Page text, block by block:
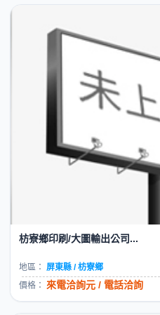
枋寮鄉印刷/大圖輸出公司...
地區： 屏東縣 / 枋寮鄉
價格： 來電洽詢元 / 電話洽詢